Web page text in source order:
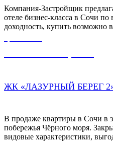
Компания-Застройщик
отеле бизнес-класса в Сочи
доходность, купить возможно
ЖК «ЛАЗУРНЫЙ БЕРЕГ
В продаже квартиры в Сочи в
побережья Чёрного моря.
видовые характеристики,